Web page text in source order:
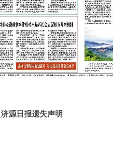
源日报遗失声明